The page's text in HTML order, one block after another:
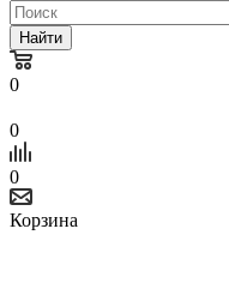
Найти
0
0
0
Корзина